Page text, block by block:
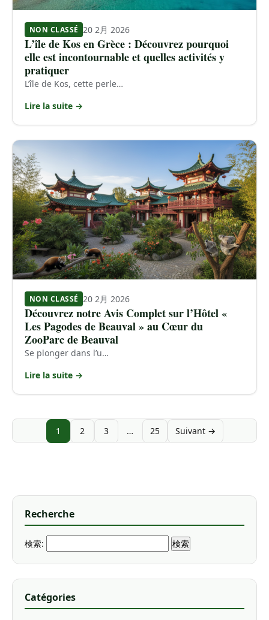
NON CLASSÉ 20 2月 2026
L’île de Kos en Grèce : Découvrez pourquoi
elle est incontournable et quelles activités y
pratiquer
L’île de Kos, cette perle…
Lire la suite →
NON CLASSÉ 20 2月 2026
Découvrez notre Avis Complet sur l’Hôtel «
Les Pagodes de Beauval » au Cœur du
ZooParc de Beauval
Se plonger dans l’u…
Lire la suite →
1 2 3 … 25 Suivant →
Recherche
検索:
Catégories